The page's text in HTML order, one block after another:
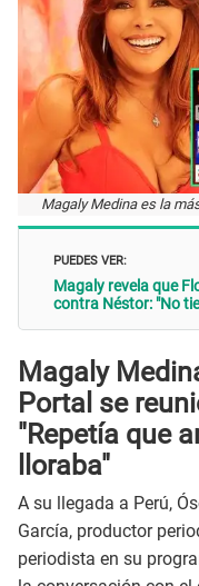
Magaly Medina es la
PUEDES VER:
Magaly revela que
contra Néstor: "No
Magaly
Portal se
"Repetía que
lloraba"
A su llegada a Perú,
García, productor
periodista en su